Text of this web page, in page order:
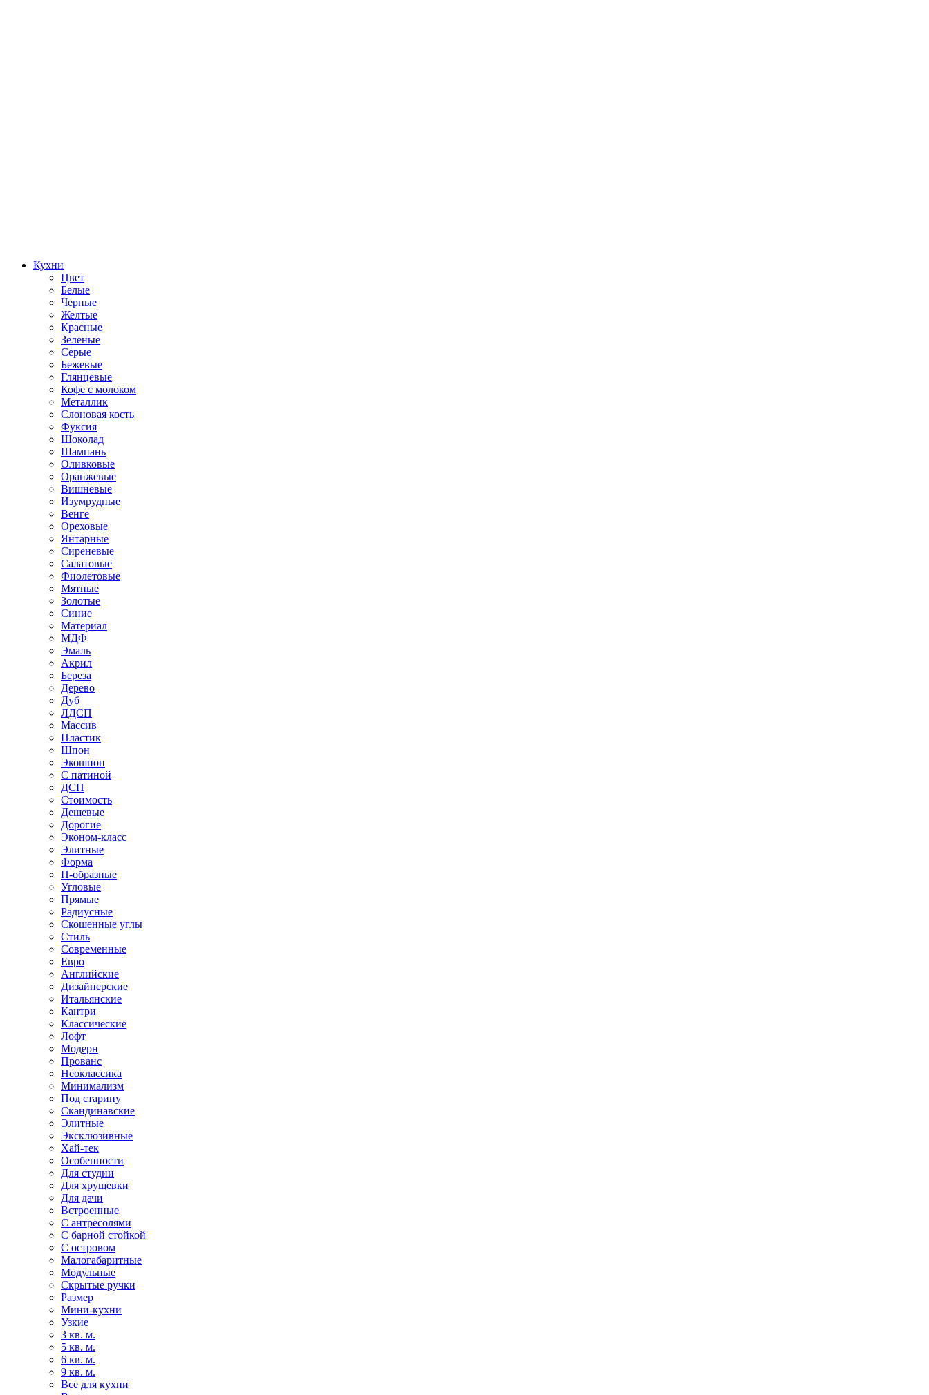
Кухни
Цвет
Белые
Черные
Желтые
Красные
Зеленые
Серые
Бежевые
Глянцевые
Кофе с молоком
Металлик
Слоновая кость
Фуксия
Шоколад
Шампань
Оливковые
Оранжевые
Вишневые
Изумрудные
Венге
Ореховые
Янтарные
Сиреневые
Салатовые
Фиолетовые
Мятные
Золотые
Синие
Материал
МДФ
Эмаль
Акрил
Береза
Дерево
Дуб
ЛДСП
Массив
Пластик
Шпон
Экошпон
С патиной
ДСП
Стоимость
Дешевые
Дорогие
Эконом-класс
Элитные
Форма
П-образные
Угловые
Прямые
Радиусные
Скошенные углы
Стиль
Современные
Евро
Английские
Дизайнерские
Итальянские
Кантри
Классические
Лофт
Модерн
Прованс
Неоклассика
Минимализм
Под старину
Скандинавские
Элитные
Эксклюзивные
Хай-тек
Особенности
Для студии
Для хрущевки
Для дачи
Встроенные
С антресолями
С барной стойкой
С островом
Малогабаритные
Модульные
Скрытые ручки
Размер
Мини-кухни
Узкие
3 кв. м.
5 кв. м.
6 кв. м.
9 кв. м.
Все для кухни